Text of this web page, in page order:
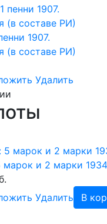
1907.
(в составе РИ)
Удалить
и 2 марки
Удалить В